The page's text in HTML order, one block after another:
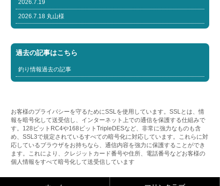
2026.7.19
2026.7.18 丸山様
過去の記事はこちら
釣り情報過去の記事
お客様のプライバシーを守るためにSSLを使用しています。SSLとは、情
報を暗号化して送受信し、インターネット上での通信を保護する仕組みで
す。128ビットRC4や168ビットTripleDESなど、非常に強力なものも含
め、SSL3で規定されているすべての暗号化に対応しています。これらに対
応しているブラウザをお持ちなら、通信内容を強力に保護することができ
ます。これにより、クレジットカード番号や住所、電話番号などお客様の
個人情報をすべて暗号化して送受信しています